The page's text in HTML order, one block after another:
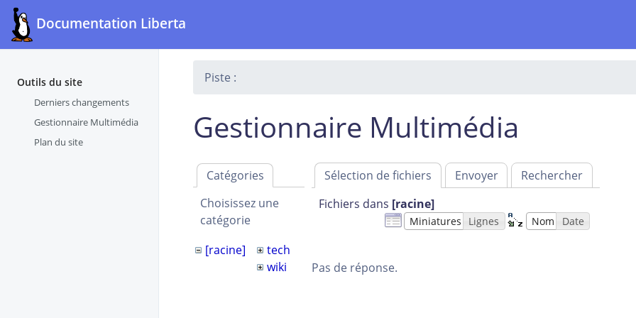
Documentation Liberta
Outils du site
Derniers changements
Gestionnaire Multimédia
Plan du site
Piste :
Gestionnaire Multimédia
Catégories
Choisissez une
catégorie
[racine]
tech
wiki
Sélection de fichiers Envoyer
Rechercher
Fichiers dans [racine]
Miniatures Lignes Nom Date
Pas de réponse.